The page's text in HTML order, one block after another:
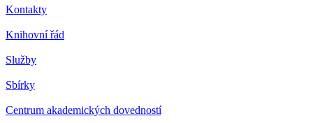
Kontakty
Knihovní řád
Služby
Sbírky
Centrum akademických dovedností